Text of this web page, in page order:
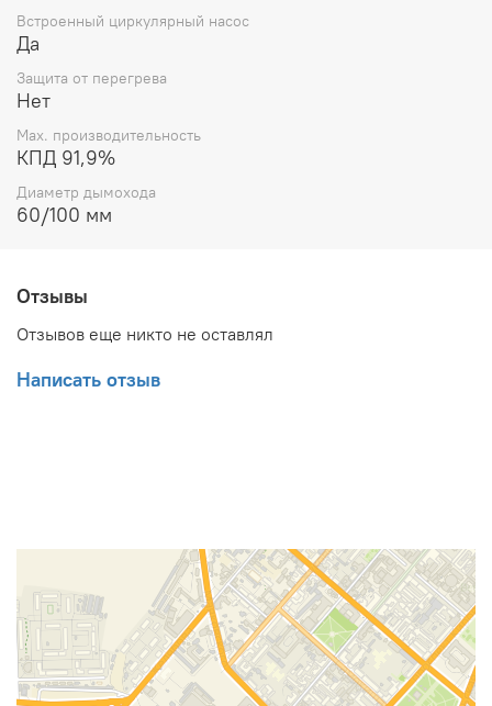
Встроенный циркулярный насос
Да
Защита от перегрева
Нет
Max. производительность
КПД 91,9%
Диаметр дымохода
60/100 мм
Отзывы
Отзывов еще никто не оставлял
Написать отзыв